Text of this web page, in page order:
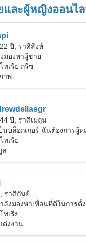
และผู้หญิงออนไ
ปี, ราศีสิงห์
มองหาผู้ชาย
ทเรีย กรีซ
าพ
ปี, ราศีเมถุน
นบล็อกเกอร์ ฉันต้องการผู้
ทเรีย
ล
ราศีกันย์
ลังมองหาเพื่อนที่ดีในการตั้
ทเรีย
ต่งงาน